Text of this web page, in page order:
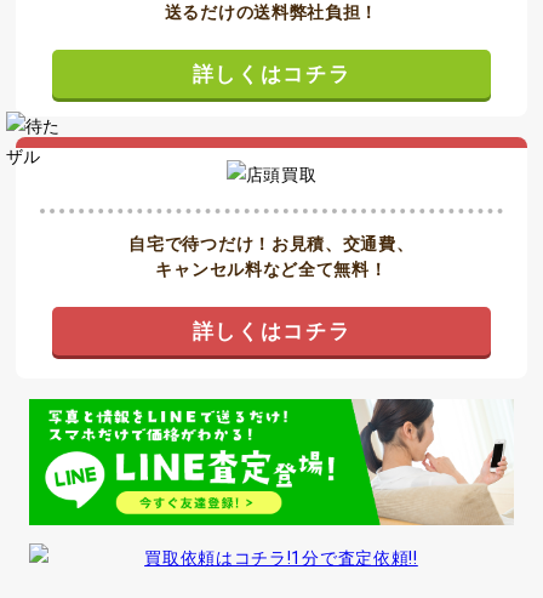
送るだけの送料弊社負担！
詳しくはコチラ
自宅で待つだけ！お見積、交通費、
キャンセル料など全て無料！
詳しくはコチラ